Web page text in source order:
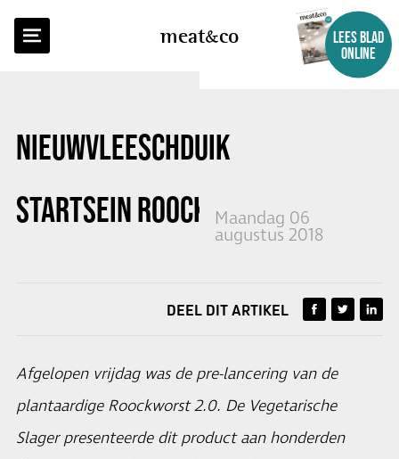
meatco
LEES BLAD
ONLINE
NIEUWVLEESCHDUIK
STARTSEIN ROOCKWORST 2.0
Maandag 06
augustus 2018
TERUG NAAR OVERZICHT
DEEL DIT ARTIKEL
Afgelopen vrijdag was de pre-lancering van de
plantaardige Roockworst 2.0. De Vegetarische
Slager presenteerde dit product aan honderden